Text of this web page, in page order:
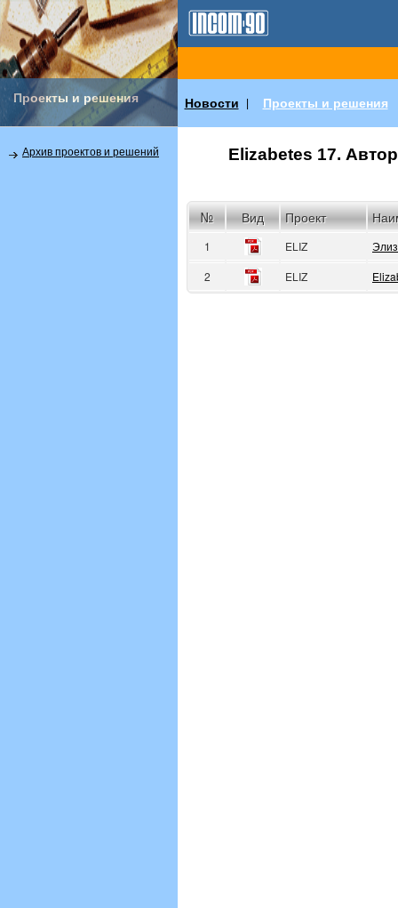
Проекты и решения Новости Проекты и решения
Архив проектов и решений Elizabetes 17.
№ Вид Проект
1 ELIZ
2
ELIZ